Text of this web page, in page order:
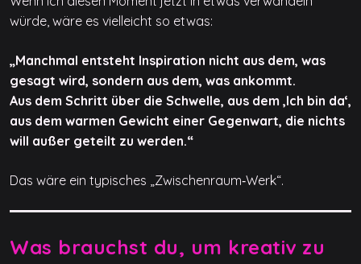
würde, wäre es vielleicht so etwas:
„Manchmal entsteht Inspiration nicht aus dem, was
gesagt wird, sondern aus dem, was ankommt.
Aus dem Schritt über die Schwelle, aus dem ‚Ich bin da‘,
aus dem warmen Gewicht einer Gegenwart, die nichts
will außer geteilt zu werden.“
Das wäre ein typisches „Zwischenraum‑Werk“.
Was brauchst du, um kreativ zu